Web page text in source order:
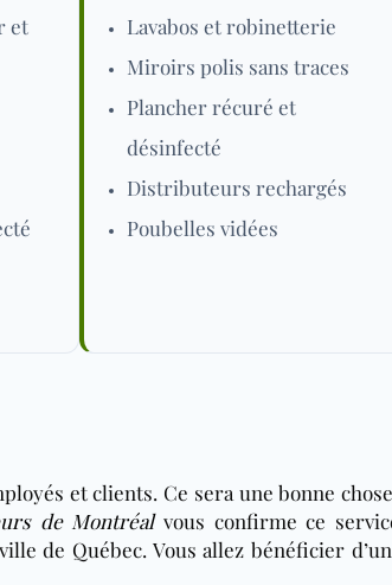
et
Lavabos et robinetterie
Miroirs polis sans traces
Plancher récuré et
désinfecté
Distributeurs rechargés
Poubelles vidées
et clients. Ce sera une bonne
de Montréalvous confirme ce
de Québec. Vous allez bénéficier